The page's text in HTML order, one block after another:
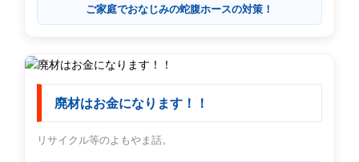
ご家庭でおなじみの蛇腹ホースの対策！
廃材はお金になります！！
リサイクル等のよもやま話。